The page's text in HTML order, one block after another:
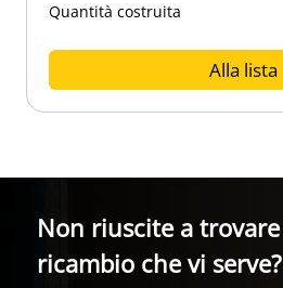
Quantità costruita
Alla lista
Non riuscite a
ricambio che vi serve?